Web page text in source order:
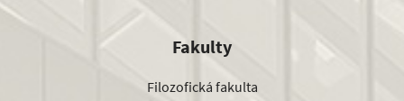
Fakulty
Filozofická fakulta